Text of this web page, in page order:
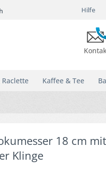
Hilfe
Raclette Kaffee & Tee
18 cm
Klinge